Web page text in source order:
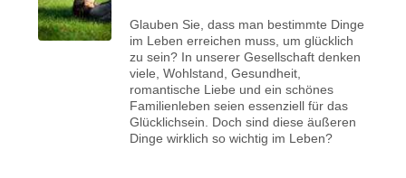
Glauben Sie, dass man bestimmte Dinge
im Leben erreichen muss, um glücklich
zu sein? In unserer Gesellschaft denken
viele, Wohlstand, Gesundheit,
romantische Liebe und ein schönes
Familienleben seien essenziell für das
Glücklichsein. Doch sind diese äußeren
Dinge wirklich so wichtig im Leben?